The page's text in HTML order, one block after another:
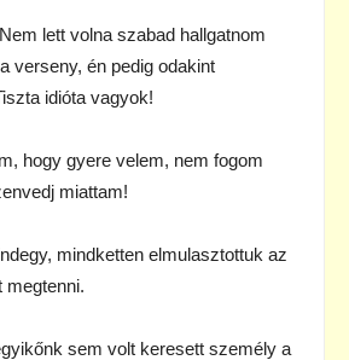
lett volna szabad hallgatnom
verseny, én pedig odakint
idióta vagyok!
gyere velem, nem fogom
miattam!
mindketten elmulasztottuk az
megtenni.
sem volt keresett személy a